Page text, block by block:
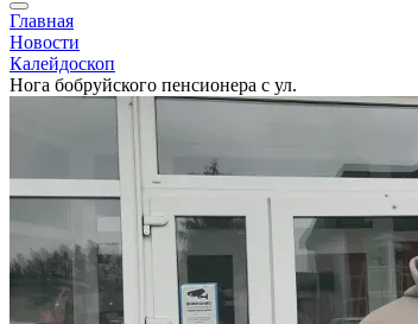
Главная
Новости
Калейдоскоп
Нога бобруйского пенсионера с ул.